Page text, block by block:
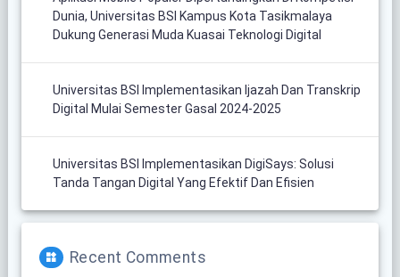
Dunia, Universitas BSI Kampus Kota Tasikmalaya
Dukung Generasi Muda Kuasai Teknologi Digital
Universitas BSI Implementasikan Ijazah Dan Transkrip
Digital Mulai Semester Gasal 2024-2025
Universitas BSI Implementasikan DigiSays: Solusi
Tanda Tangan Digital Yang Efektif Dan Efisien
Recent Comments